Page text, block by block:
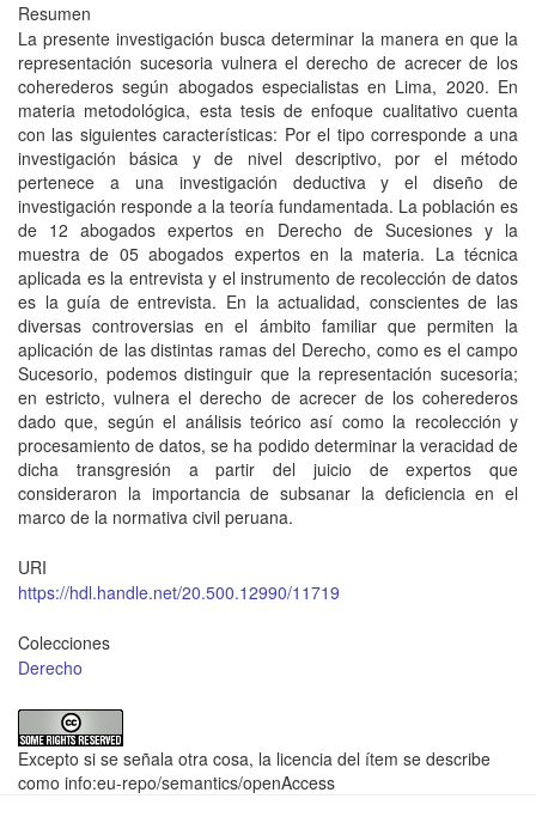
Resumen
La presente investigación busca determinar la manera en que la
representación sucesoria vulnera el derecho de acrecer de los
coherederos según abogados especialistas en Lima, 2020. En
materia metodológica, esta tesis de enfoque cualitativo cuenta
con las siguientes características: Por el tipo corresponde a una
investigación básica y de nivel descriptivo, por el método
pertenece a una investigación deductiva y el diseño de
investigación responde a la teoría fundamentada. La población es
de 12 abogados expertos en Derecho de Sucesiones y la
muestra de 05 abogados expertos en la materia. La técnica
aplicada es la entrevista y el instrumento de recolección de datos
es la guía de entrevista. En la actualidad, conscientes de las
diversas controversias en el ámbito familiar que permiten la
aplicación de las distintas ramas del Derecho, como es el campo
Sucesorio, podemos distinguir que la representación sucesoria;
en estricto, vulnera el derecho de acrecer de los coherederos
dado que, según el análisis teórico así como la recolección y
procesamiento de datos, se ha podido determinar la veracidad de
dicha transgresión a partir del juicio de expertos que
consideraron la importancia de subsanar la deficiencia en el
marco de la normativa civil peruana.
URI
https://hdl.handle.net/20.500.12990/11719
Colecciones
Derecho
Excepto si se señala otra cosa, la licencia del ítem se describe
como info:eu-repo/semantics/openAccess